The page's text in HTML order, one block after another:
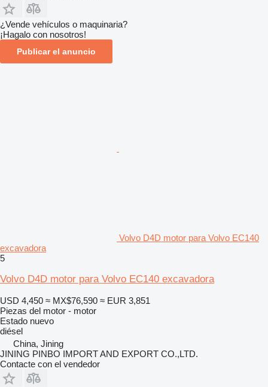
¿Vende vehículos o maquinaria?
¡Hagalo con nosotros!
Publicar el anuncio
Volvo D4D motor para Volvo EC140
excavadora
5
Volvo D4D motor para Volvo EC140 excavadora
USD 4,450 ≈ MX$76,590 ≈ EUR 3,851
Piezas del motor - motor
Estado nuevo
diésel
China, Jining
JINING PINBO IMPORT AND EXPORT CO.,LTD.
Contacte con el vendedor